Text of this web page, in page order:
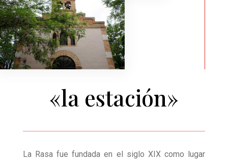
«la estación»
La Rasa fue fundada en el siglo XIX como lugar